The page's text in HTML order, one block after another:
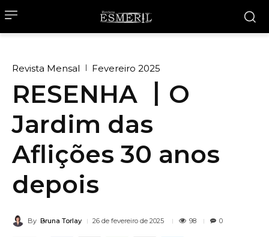
Revista Mensal Fevereiro 2025
RESENHA 丨O
Jardim das
Aflições 30 anos
depois
By Bruna Torlay 26 de fevereiro de 2025 98 0